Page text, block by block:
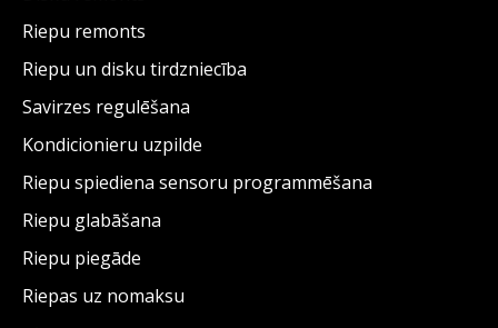
Riepu remonts
Riepu un disku tirdzniecība
Savirzes regulēšana
Kondicionieru uzpilde
Riepu spiediena sensoru programmēšana
Riepu glabāšana
Riepu piegāde
Riepas uz nomaksu